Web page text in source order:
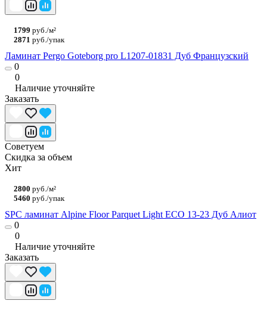
1799 руб./м²
2871 руб./упак
Ламинат Pergo Goteborg pro L1207-01831 Дуб Французский
0
0
Наличие уточняйте
Заказать
Советуем
Скидка за объем
Хит
2800 руб./м²
5460 руб./упак
SPC ламинат Alpine Floor Parquet Light ЕСО 13-23 Дуб Алиот
0
0
Наличие уточняйте
Заказать